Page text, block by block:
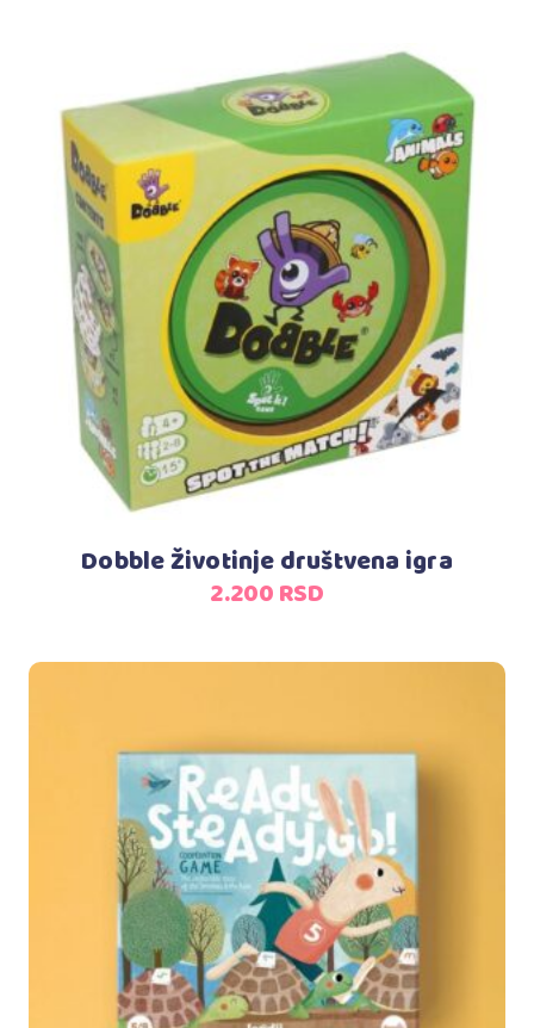
Dodaj u korpu
Dobble Životinje društvena igra
2.200RSD
Dodaj u korpu